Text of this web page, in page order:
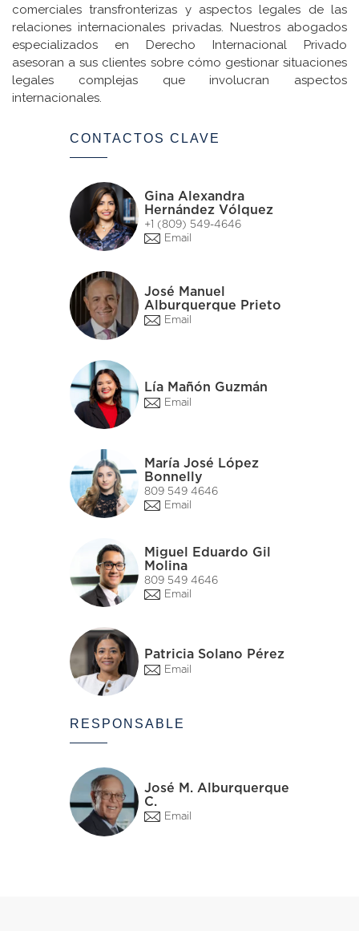
comerciales transfronterizas y aspectos legales de las
relaciones internacionales privadas. Nuestros abogados
especializados en Derecho Internacional Privado
asesoran a sus clientes sobre cómo gestionar situaciones
legales complejas que involucran aspectos
internacionales.
CONTACTOS CLAVE
Gina Alexandra
Hernández Vólquez
+1 (809) 549-4646
Email
José Manuel
Alburquerque Prieto
Email
Lía Mañón Guzmán
Email
María José López
Bonnelly
809 549 4646
Email
Miguel Eduardo Gil
Molina
809 549 4646
Email
Patricia Solano Pérez
Email
RESPONSABLE
José M. Alburquerque
C.
Email